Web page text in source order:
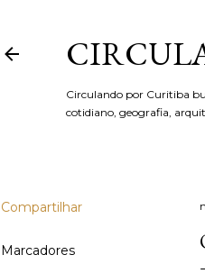
Circulando por Curitiba
cotidiano, geografia,
Compartilhar
Marcadores